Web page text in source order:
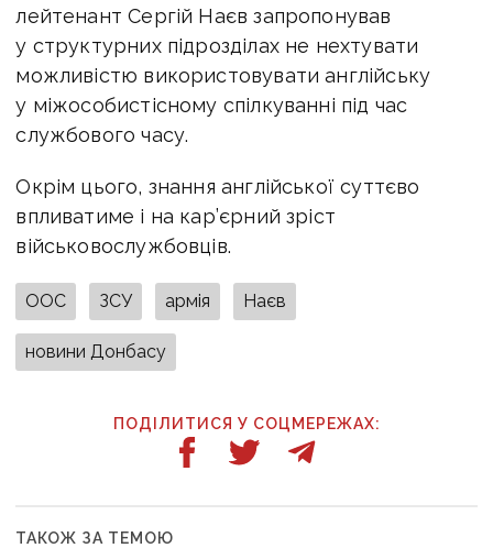
лейтенант Сергій Наєв запропонував
у структурних підрозділах не нехтувати
можливістю використовувати англійську
у міжособистісному спілкуванні під час
службового часу.
Окрім цього, знання англійської суттєво
впливатиме і на кар’єрний зріст
військовослужбовців.
ООС ЗСУ армія Наєв
новини Донбасу
ПОДІЛИТИСЯ У СОЦМЕРЕЖАХ:
ТАКОЖ ЗА ТЕМОЮ